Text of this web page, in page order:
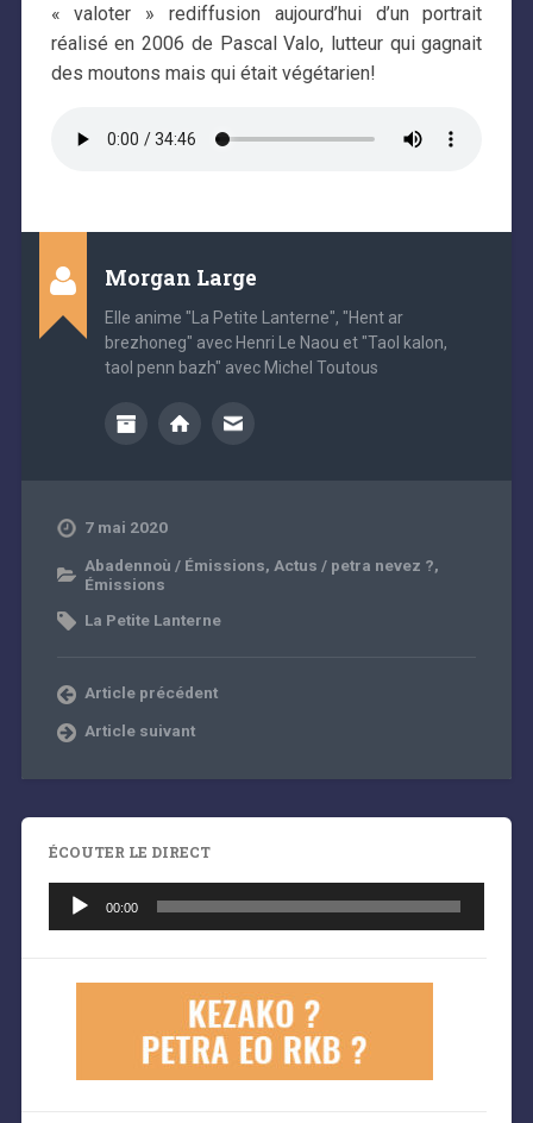
« valoter » rediffusion aujourd’hui d’un portrait
réalisé en 2006 de Pascal Valo, lutteur qui gagnait
des moutons mais qui était végétarien!
Morgan Large
Elle anime "La Petite Lanterne", "Hent ar
brezhoneg" avec Henri Le Naou et "Taol kalon,
taol penn bazh" avec Michel Toutous
7 mai 2020
Abadennoù / Émissions, Actus / petra nevez ?,
Émissions
La Petite Lanterne
Article précédent
Article suivant
ÉCOUTER LE DIRECT
audio
00:00